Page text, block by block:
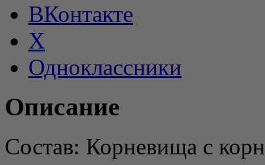
ВКонтакте
X
Одноклассники
Описание
Состав: Корневища с